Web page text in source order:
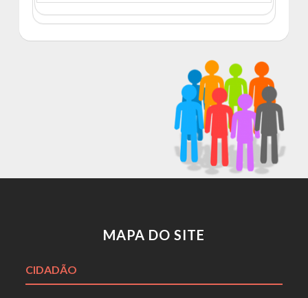
MAPA DO SITE
CIDADÃO